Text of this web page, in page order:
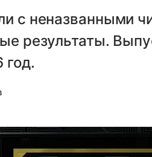
с неназванными
результаты.
год.